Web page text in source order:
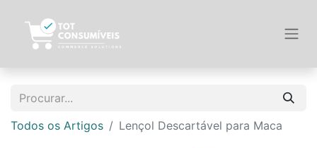
Todos os Artigos Lençol Descartável para Maca